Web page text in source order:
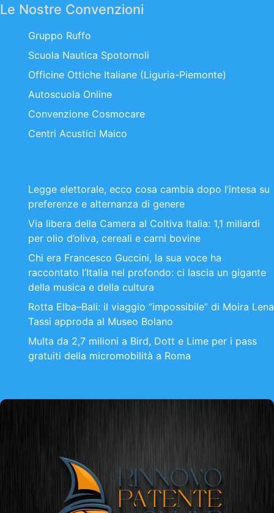
Le Nostre Convenzioni
Gruppo Ruffo
Scuola Nautica Spotornoli
Officine Ottiche Italiane (Liguria-Piemonte)
Autoscuola Online
Convenzione Cosmocare
Centri Acustici Maico
Legge elettorale, ecco cosa cambia dopo l’intesa su
preferenze e alternanza di genere
Via libera della Camera al Coltiva Italia: 1,1 miliardi
per olio d’oliva, cereali e carni bovine
Chi era Francesco Guccini, la sua voce ha
raccontato l’Italia nel profondo: ci lascia un gigante
della musica e della cultura
Rotta Elba–Bali: il viaggio “impossibile” di Moira Lena
Tassi approda al Museo Bolano
Multa da 2,7 milioni a Bird, Dott e Lime per i pass
gratuiti della micromobilità a Roma